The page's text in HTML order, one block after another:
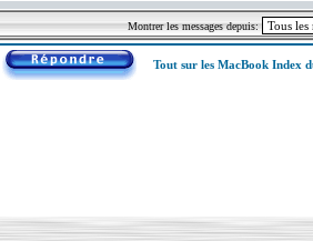
Montrer les messages depuis:
Tout sur les MacBook Index